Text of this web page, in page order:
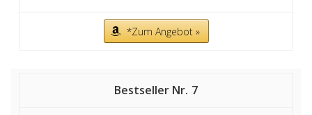
*Zum Angebot »
7